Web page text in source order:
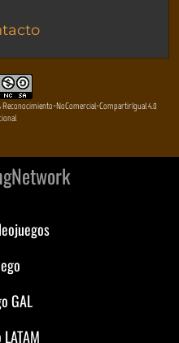
Reconocimiento-NoComercial-CompartirIgual 4.0
GAL